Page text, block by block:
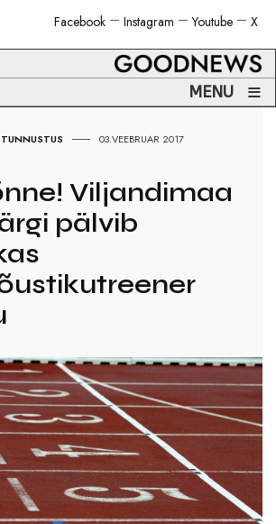
X
Youtube
Instagram
Facebook
MENU ≡
TUNNUSTUS 03.VEEBRUAR 2017
Viljandimaa
pälvib